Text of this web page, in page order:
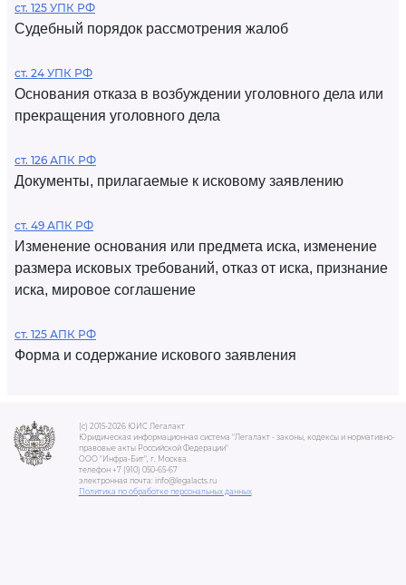
ст. 125 УПК РФ
Судебный порядок рассмотрения жалоб
ст. 24 УПК РФ
Основания отказа в возбуждении уголовного дела или
прекращения уголовного дела
ст. 126 АПК РФ
Документы, прилагаемые к исковому заявлению
ст. 49 АПК РФ
Изменение основания или предмета иска, изменение
размера исковых требований, отказ от иска, признание
иска, мировое соглашение
ст. 125 АПК РФ
Форма и содержание искового заявления
(c) 2015-2026 ЮИС Легалакт
Юридическая информационная система "Легалакт - законы, кодексы и нормативно-
правовые акты Российской Федерации"
ООО "Инфра-Бит", г. Москва.
телефон +7 (910) 050-65-67
электронная почта: info@legalacts.ru
Политика по обработке персональных данных